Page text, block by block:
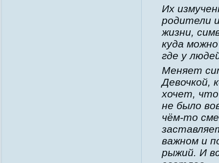
Их
родители
жизни,
куда
где у
Меняет
Девочкой,
хочет,
не было
чём-то
важном и
рыжий. И